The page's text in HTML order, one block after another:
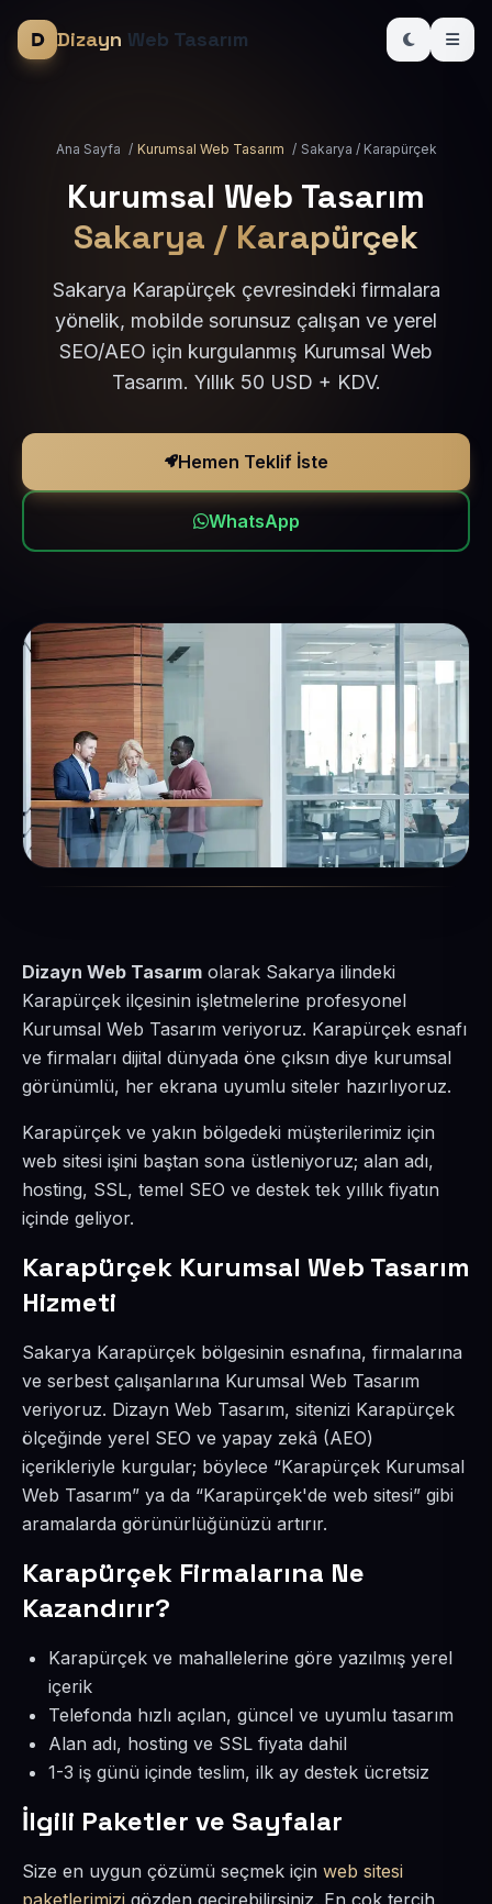
Dizayn Web Tasarım
Ana Sayfa / Kurumsal Web Tasarım / Sakarya / Karapürçek
Kurumsal Web Tasarım
Sakarya / Karapürçek
Sakarya Karapürçek çevresindeki firmalara
yönelik, mobilde sorunsuz çalışan ve yerel
SEO/AEO için kurgulanmış Kurumsal Web
Tasarım. Yıllık 50 USD + KDV.
Hemen Teklif İste
WhatsApp
Dizayn Web Tasarım olarak Sakarya ilindeki
Karapürçek ilçesinin işletmelerine profesyonel
Kurumsal Web Tasarım veriyoruz. Karapürçek esnafı
ve firmaları dijital dünyada öne çıksın diye kurumsal
görünümlü, her ekrana uyumlu siteler hazırlıyoruz.
Karapürçek ve yakın bölgedeki müşterilerimiz için
web sitesi işini baştan sona üstleniyoruz; alan adı,
hosting, SSL, temel SEO ve destek tek yıllık fiyatın
içinde geliyor.
Karapürçek Kurumsal Web Tasarım
Hizmeti
Sakarya Karapürçek bölgesinin esnafına, firmalarına
ve serbest çalışanlarına Kurumsal Web Tasarım
veriyoruz. Dizayn Web Tasarım, sitenizi Karapürçek
ölçeğinde yerel SEO ve yapay zekâ (AEO)
içerikleriyle kurgular; böylece “Karapürçek Kurumsal
Web Tasarım” ya da “Karapürçek'de web sitesi” gibi
aramalarda görünürlüğünüzü artırır.
Karapürçek Firmalarına Ne
Kazandırır?
Karapürçek ve mahallelerine göre yazılmış yerel
içerik
Telefonda hızlı açılan, güncel ve uyumlu tasarım
Alan adı, hosting ve SSL fiyata dahil
1-3 iş günü içinde teslim, ilk ay destek ücretsiz
İlgili Paketler ve Sayfalar
Size en uygun çözümü seçmek için web sitesi
paketlerimizi gözden geçirebilirsiniz. En çok tercih